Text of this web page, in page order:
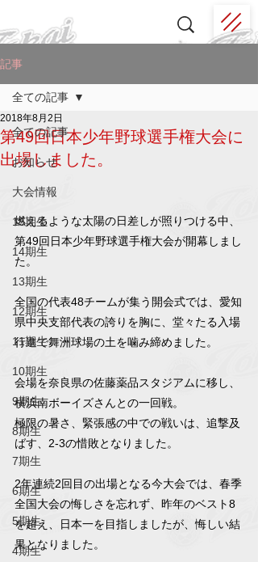
記事
全ての記事
お知らせ
大会情報
15期生
14期生
13期生
12期生
11期生
10期生
9期生
8期生
7期生
6期生
5期生
4期生
全ての記事
第49回日本少年野球選手権大会に
出場しました。
2018年8月2日
燃えるような太陽の日差しが照りつける中、
第49回日本少年野球選手権大会が開幕しまし
た。
全国の代表48チームが集う開会式では、愛知
県中央支部代表の誇りを胸に、堂々たる入場
行進で舞洲球場の土を噛み締めました。
会場を奈良県の佐藤薬品スタジアムに移し、
横浜南ボーイズさんとの一回戦。
極限の暑さ、緊張感の中での戦いは、追撃及
ばす、2-3の惜敗となりました。
2年連続2回目の出場となる今大会では、春季
全国大会の悔しさを忘れず、昨年のベスト8
を超え、日本一を目指しましたが、悔しい結
果となりました。